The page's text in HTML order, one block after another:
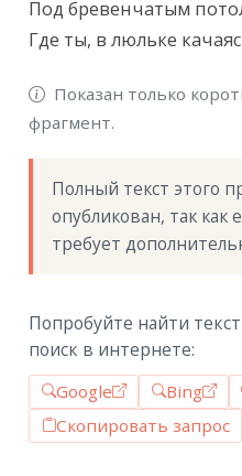
Под бревенчатым
Где ты, в люльке
Показан только
фрагмент.
Полный текст этого
опубликован, так как
требует
Попробуйте найти
поиск в интернете:
Google Bing
Скопировать запрос